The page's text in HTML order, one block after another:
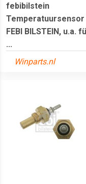
febibilstein
Temperatuursensor
FEBI BILSTEIN, u.a.
...
Winparts.nl